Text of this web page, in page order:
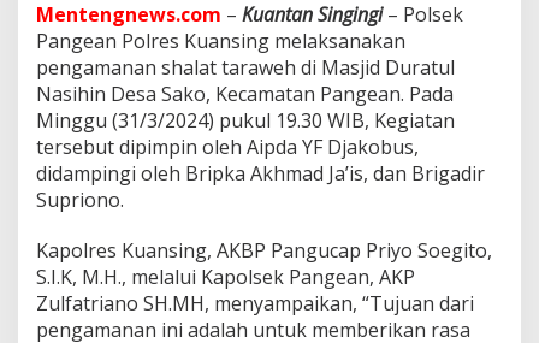
n
S
h
a
l
a
t
T
w
e
h
d
Mentengnews.com – Kuantan Singingi– Polsek
Pangean Polres Kuansing melaksanakan
pengamanan shalat taraweh di Masjid Duratul
Nasihin Desa Sako, Kecamatan Pangean. Pada
Minggu (31/3/2024) pukul 19.30 WIB, Kegiatan
tersebut dipimpin oleh Aipda YF Djakobus,
didampingi oleh Bripka Akhmad Ja’is, dan Brigadir
Supriono.
Kapolres Kuansing, AKBP Pangucap Priyo Soegito,
S.I.K, M.H., melalui Kapolsek Pangean, AKP
Zulfatriano SH.MH, menyampaikan, “Tujuan dari
pengamanan ini adalah untuk memberikan rasa